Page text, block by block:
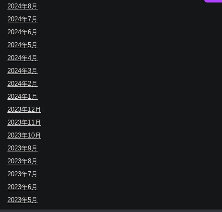
2024年8月
2024年7月
2024年6月
2024年5月
2024年4月
2024年3月
2024年2月
2024年1月
2023年12月
2023年11月
2023年10月
2023年9月
2023年8月
2023年7月
2023年6月
2023年5月